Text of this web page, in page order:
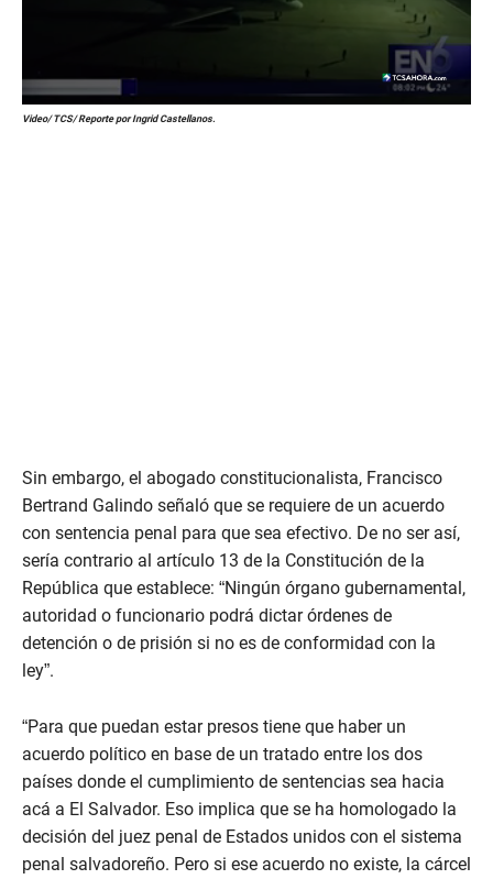
0
s
s
e
c
o
d
s
Video/ TCS/ Reporte por Ingrid Castellanos.
Sin embargo, el abogado constitucionalista, Francisco
Bertrand Galindo señaló que se requiere de un acuerdo
con sentencia penal para que sea efectivo. De no ser así,
sería contrario al artículo 13 de la Constitución de la
República que establece: “Ningún órgano gubernamental,
autoridad o funcionario podrá dictar órdenes de
detención o de prisión si no es de conformidad con la
ley”.
“Para que puedan estar presos tiene que haber un
acuerdo político en base de un tratado entre los dos
países donde el cumplimiento de sentencias sea hacia
acá a El Salvador. Eso implica que se ha homologado la
decisión del juez penal de Estados unidos con el sistema
penal salvadoreño. Pero si ese acuerdo no existe, la cárcel